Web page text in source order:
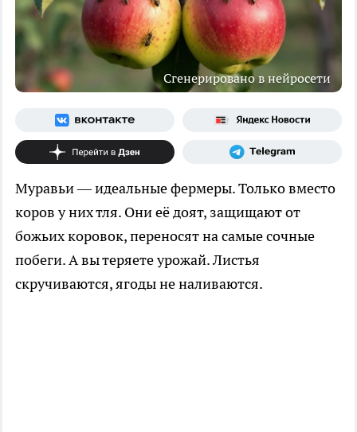
Сгенерировано в нейросети
Муравьи — идеальные фермеры. Только вместо
коров у них тля. Они её доят, защищают от
божьих коровок, переносят на самые сочные
побеги. А вы теряете урожай. Листья
скручиваются, ягоды не наливаются.